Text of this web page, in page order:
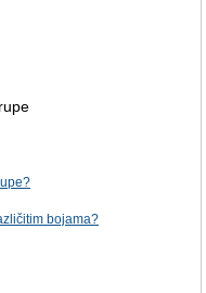
bojama?